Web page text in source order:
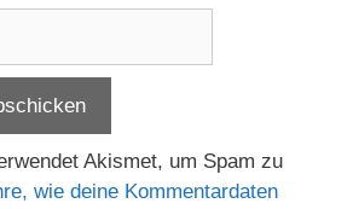
Akismet, um Spam zu
wie deine Kommentardaten